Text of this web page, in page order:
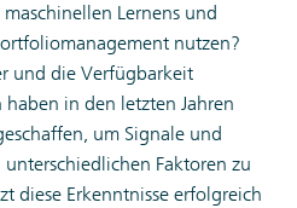
Lernens und
nutzen?
und die Verfügbarkeit
in den letzten Jahren
um Signale und
Faktoren zu
diese Erkenntnisse erfolgreich